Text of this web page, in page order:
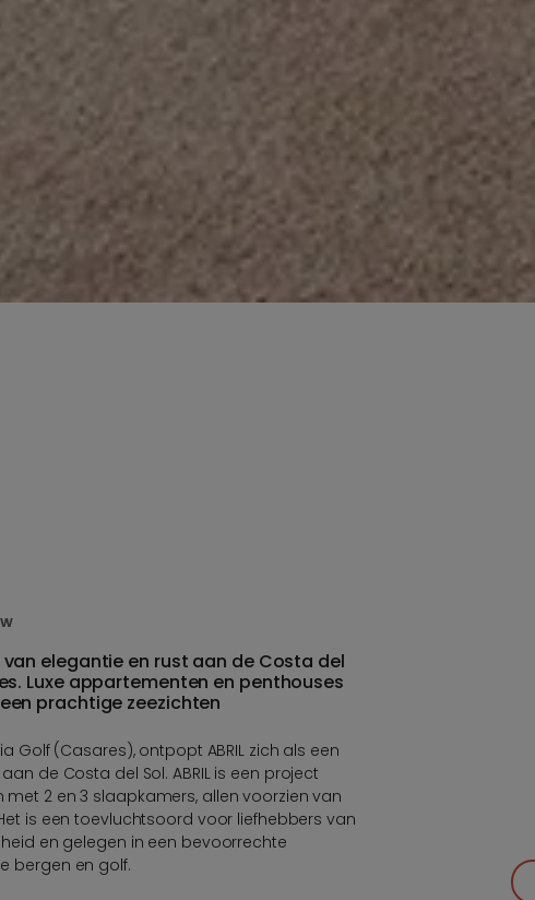
van elegantie en rust aan de Costa del
Luxe appartementen en penthouses
prachtige zeezichten
Golf (Casares), ontpopt ABRIL zich als een
de Costa del Sol. ABRIL is een project
2 en 3 slaapkamers, allen voorzien van
is een toevluchtsoord voor liefhebbers van
en gelegen in een bevoorrechte
bergen en golf.